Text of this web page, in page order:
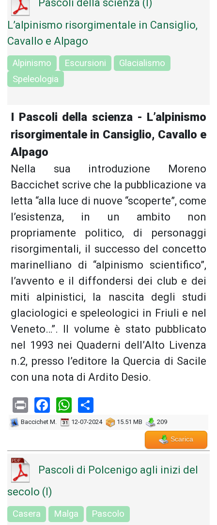
Pascoli della scienza (I)
L’alpinismo risorgimentale in Cansiglio,
Cavallo e Alpago
Alpinismo Escursioni
Glacialismo
Speleologia
I Pascoli della scienza - L’alpinismo
risorgimentale in Cansiglio, Cavallo e
Alpago
Nella sua introduzione Moreno
Baccichet scrive che la pubblicazione va
letta “alla luce di nuove “scoperte”, come
l’esistenza, in un ambito non
propriamente politico, di personaggi
risorgimentali, il successo del concetto
marinelliano di “alpinismo scientifico”,
l’avvento e il diffondersi dei club e dei
miti alpinistici, la nascita degli studi
glaciologici e speleologici in Friuli e nel
Veneto…”. Il volume è stato pubblicato
nel 1993 nei Quaderni dell’Alto Livenza
n.2, presso l’editore la Quercia di Sacile
con una nota di Ardito Desio.
PrintFacebook
WhatsApp
Baccichet M. 12-07-2024 15.51 MB 209
Scarica
Pascoli di Polcenigo agli inizi del
secolo (I)
Casera Malga Pascolo